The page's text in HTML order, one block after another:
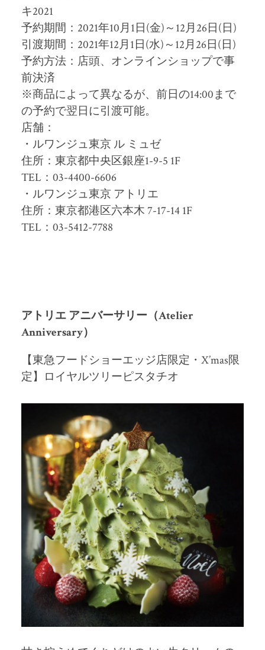
キ2021
予約期間：2021年10月1日(金)～12月26日(日)
引渡期間：2021年12月1日(水)～12月26日(日)
予約方法：店頭、オンラインショップで事
前決済
※商品によって異なるが、前日の14:00まで
の予約で翌日に引渡可能。
店舗：
・ルワンジュ東京 ル ミュゼ
住所：東京都中央区銀座1-9-5 1F
TEL：03-4400-6606
・ルワンジュ東京 アトリエ
住所：東京都港区六本木 7-17-14 1F
TEL：03-5412-7788
アトリエ アニバーサリー（Atelier
Anniversary）
【東急フードショーエッジ店限定・X’mas限
定】ロイヤルツリーピスタチオ